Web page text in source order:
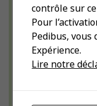
Saint-
vaudoises de
Arzier-Le
Aujourd’hui,
contrôle sur
Pour
Pedibus, vous
Expérience.
Lire notre